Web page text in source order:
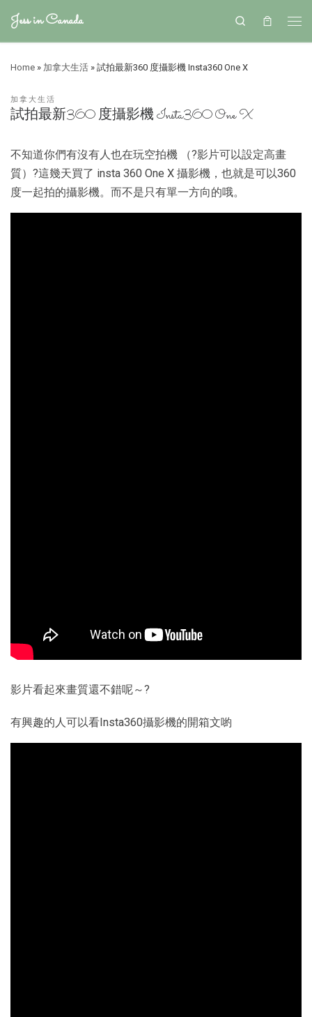
Jess in Canada Search
Home » 加拿大生活 » 試拍最新360 度攝影機 Insta360 One X
加拿大生活
試拍最新360 度攝影機 Insta360 One X
不知道你們有沒有人也在玩空拍機 （?影片可以設定高畫
質）?這幾天買了 insta 360 One X 攝影機，也就是可以360
度一起拍的攝影機。而不是只有單一方向的哦。
影片看起來畫質還不錯呢～?
有興趣的人可以看Insta360攝影機的開箱文喲